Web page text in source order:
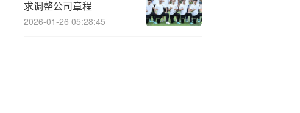
求调整公司章程
2026-01-26 05:28:45